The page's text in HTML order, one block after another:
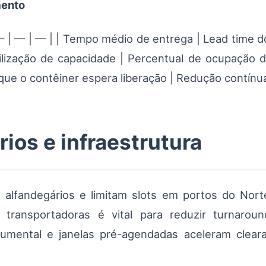
| — | — | | Tempo médio de entrega | Lead time
de capacidade | Percentual de ocupação
o contêiner espera liberação | Redução
e infraestrutura
alfandegários e limitam slots em portos do
transportadoras é vital para reduzir
e janelas pré-agendadas aceleram